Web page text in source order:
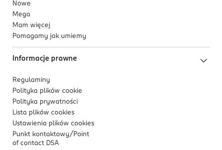
Nowe
Mega
Mam więcej
Pomagamy jak umiemy
Informacje prawne
Regulaminy
Polityka plików cookie
Polityka prywatności
Lista plików cookies
Ustawienia plików cookies
Punkt kontaktowy/ Point
of contact DSA